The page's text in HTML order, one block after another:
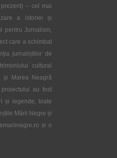
– cel mai
a istoriei și
pentru Jurnalism,
care a schimbat
jurnaliștilor de
cultural
și Marea Neagră
au fost
și legende, toate
Mării Negre și
și o